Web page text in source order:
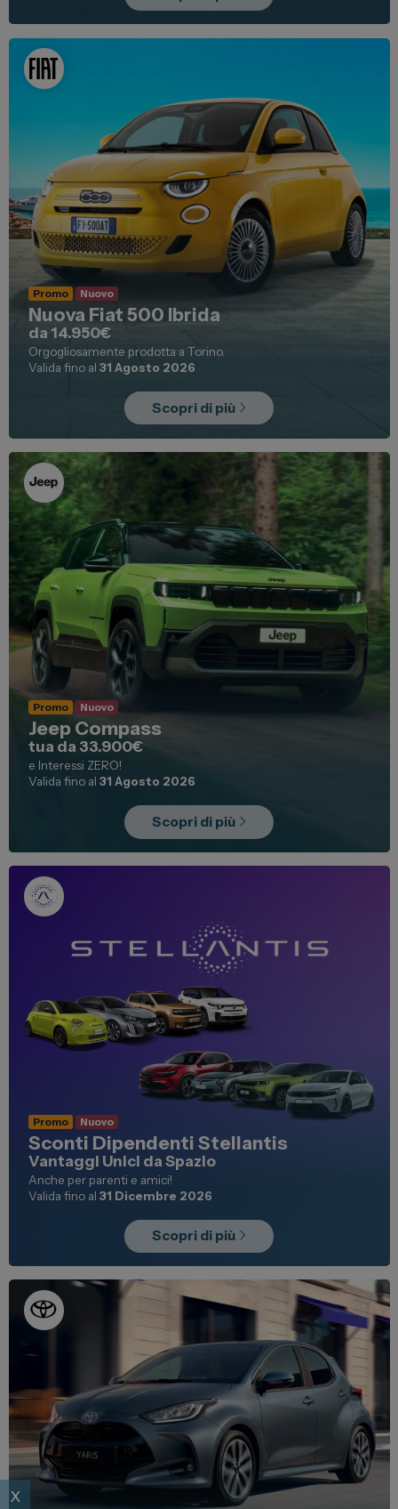
Promo Nuovo
Nuova Fiat 500 Ibrida
da 14.950€
Orgogliosamente prodotta a Torino.
Valida fino al31 Agosto 2026
Scopri di più
Promo Nuovo
Jeep Compass
tua da 33.900€
e Interessi ZERO!
Valida fino al31 Agosto 2026
Scopri di più
Promo Nuovo
Sconti Dipendenti Stellantis
Vantaggi Unici da Spazio
Anche per parenti e amici!
Valida fino al31 Dicembre 2026
Scopri di più
x